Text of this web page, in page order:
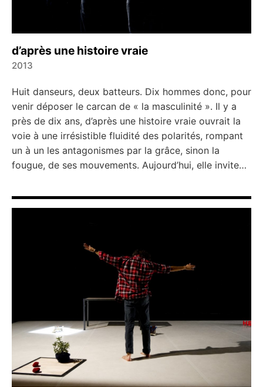
d’après une histoire vraie
2013
Huit danseurs, deux batteurs. Dix hommes donc, pour
venir déposer le carcan de « la masculinité ». Il y a
près de dix ans, d’après une histoire vraie ouvrait la
voie à une irrésistible fluidité des polarités, rompant
un à un les antagonismes par la grâce, sinon la
fougue, de ses mouvements. Aujourd’hui, elle invite…